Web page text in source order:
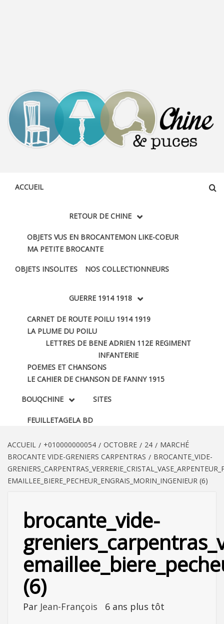
ACCUEIL
RETOUR DE CHINE
OBJETS VUS EN BROCANTEMON LIKE-COEUR
MA PETITE BROCANTE
OBJETS INSOLITES NOS COLLECTIONNEURS
GUERRE 1914 1918
CARNET DE ROUTE POILU 1914 1919
LA PLUME DU POILU
LETTRES DE BENE ADRIEN 112E REGIMENT
INFANTERIE
POEMES ET CHANSONS
LE CAHIER DE CHANSON DE FANNY 1915
BOUQCHINE
FEUILLETAGELA BD
SITES
ACCUEIL +010000000054 OCTOBRE 24
MARCHÉ
BROCANTE VIDE-GRENIERS CARPENTRAS
BROCANTE_VIDE-
EMAILLEE_BIERE_PECHEUR_ENGRAIS_MORIN_INGENIEUR (6)
brocante_vide-
(6)
Par Jean-François 6 ans plus tôt